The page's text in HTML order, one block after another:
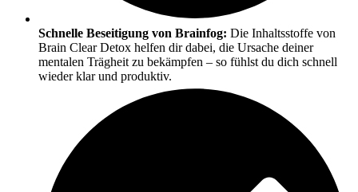
Schnelle Beseitigung von Brainfog: Die Inhaltsstoffe von
Brain Clear Detox helfen dir dabei, die Ursache deiner
mentalen Trägheit zu bekämpfen – so fühlst du dich schnell
wieder klar und produktiv.